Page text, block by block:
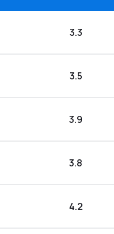
3.3
3.5
3.9
3.8
4.2